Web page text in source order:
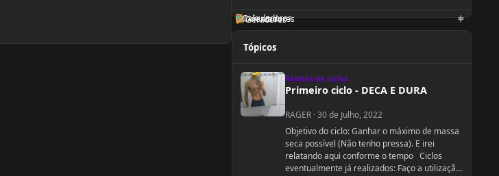
Geradores
Orientadores
Calculadoras
Tópicos
Relatos de ciclos
Primeiro ciclo - DECA E DURA
RAGER·30 de Julho, 2022
Objetivo do ciclo: Ganhar o máximo de massa
seca possível (Não tenho pressa). E irei
relatando aqui conforme o tempo Ciclos
eventualmente já realizados: Faço a utilização